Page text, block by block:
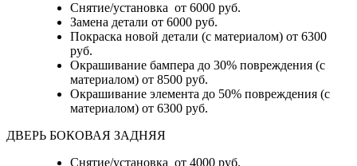
Снятие/установка от 6000 руб.
Замена детали от 6000 руб.
Покраска новой детали (с материалом) от 6300
руб.
Окрашивание бампера до 30% повреждения (с
материалом) от 8500 руб.
Окрашивание элемента до 50% повреждения (с
материалом) от 6300 руб.
ДВЕРЬ БОКОВАЯ ЗАДНЯЯ
Снятие/установка от 4000 руб.